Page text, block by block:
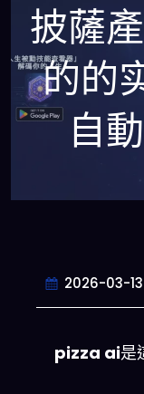
披薩
的的
自
2026-03-13
pizza ai是